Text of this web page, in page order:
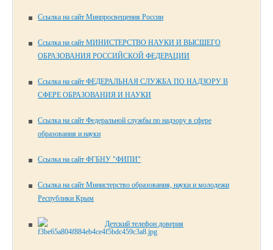
Ссылка на сайт Минпросвещения России
Ссылка на сайт МИНИСТЕРСТВО НАУКИ И ВЫСШЕГО
ОБРАЗОВАНИЯ РОССИЙСКОЙ ФЕДЕРАЦИИ
Ссылка на сайт ФЕДЕРАЛЬНАЯ СЛУЖБА ПО НАДЗОРУ В
СФЕРЕ ОБРАЗОВАНИЯ И НАУКИ
Ссылка на сайт Федеральной службы по надзору в сфере
образования и науки
Ссылка на сайт ФГБНУ "ФИПИ"
Ссылка на сайт Министерство образования, науки и молодежи
Республики Крым
Детский телефон доверия